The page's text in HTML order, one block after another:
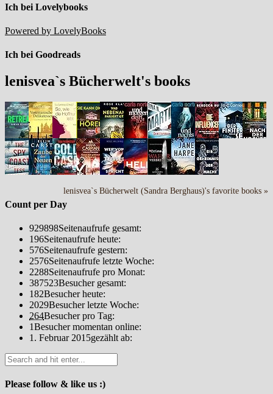
Ich bei Lovelybooks
Powered by LovelyBooks
Ich bei Goodreads
lenisvea`s Bücherwelt's books
lenisvea`s Bücherwelt (Sandra Berghaus)'s favorite books »
Count per Day
929898Seitenaufrufe gesamt:
196Seitenaufrufe heute:
576Seitenaufrufe gestern:
2576Seitenaufrufe letzte Woche:
2288Seitenaufrufe pro Monat:
387523Besucher gesamt:
182Besucher heute:
2029Besucher letzte Woche:
264Besucher pro Tag:
1Besucher momentan online:
1. Februar 2015gezählt ab:
Please follow & like us :)